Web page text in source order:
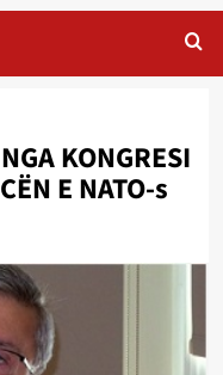
KONGRESI
E NATO-s